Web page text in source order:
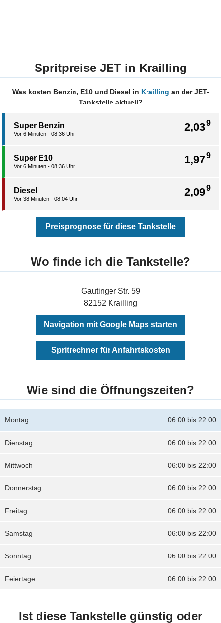
Spritpreise JET in Krailling
Was kosten Benzin, E10 und Diesel in Krailling an der JET-
Tankstelle aktuell?
2,039
Super Benzin
Vor 6 Minuten - 08:36 Uhr
1,979
Super E10
Vor 6 Minuten - 08:36 Uhr
2,099
Diesel
Vor 38 Minuten - 08:04 Uhr
Preisprognose für diese Tankstelle
Wo finde ich die Tankstelle?
Gautinger Str. 59
82152 Krailling
Navigation mit Google Maps starten
Spritrechner für Anfahrtskosten
Wie sind die Öffnungszeiten?
06:00 bis 22:00
Montag
06:00 bis 22:00
Dienstag
06:00 bis 22:00
Mittwoch
06:00 bis 22:00
Donnerstag
06:00 bis 22:00
Freitag
06:00 bis 22:00
Samstag
06:00 bis 22:00
Sonntag
06:00 bis 22:00
Feiertage
Ist diese Tankstelle günstig oder